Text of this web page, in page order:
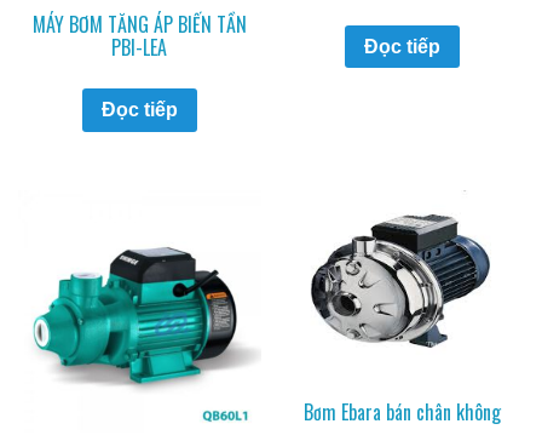
MÁY BƠM TĂNG ÁP BIẾN TẦN
PBI-LEA
Đọc tiếp
Đọc tiếp
Bơm Ebara bán chân không